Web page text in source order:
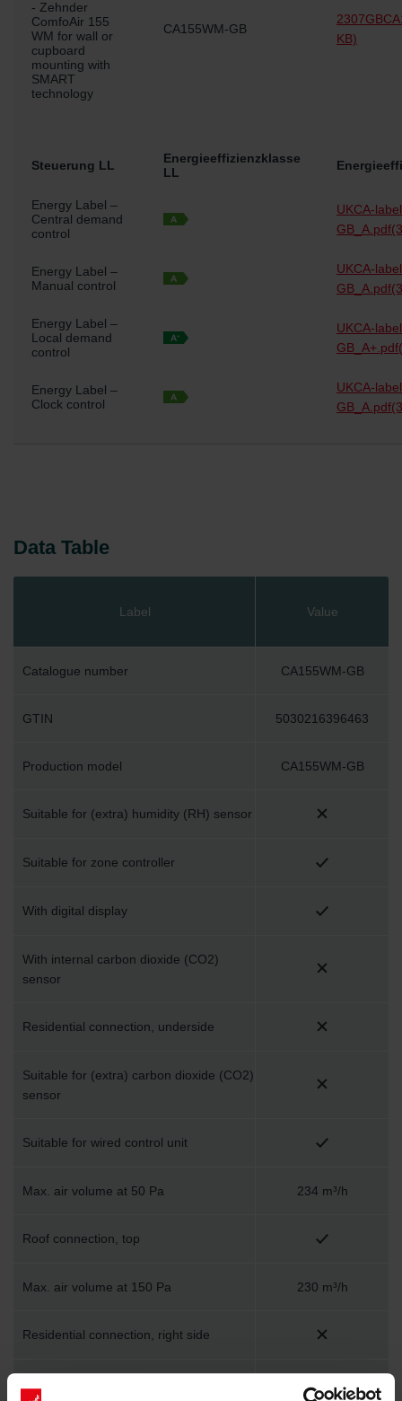
- Zehnder
ComfoAir 155
WM for wall or
cupboard
mounting with
SMART
technology
CA155WM-GB
KB)
Steuerung LL
Energieeffizienzklasse
LL
Energy Label –
Central demand
control
UKCA-
GB_A.pdf
Energy Label –
Manual control
UKCA-
GB_A.pdf
Energy Label –
Local demand
control
UKCA-
GB_A+.pdf
Energy Label –
Clock control
UKCA-
GB_A.pdf
Data Table
Label Value
Catalogue number CA155WM-GB
GTIN 5030216396463
Production model CA155WM-GB
Suitable for (extra) humidity (RH) sensor
Suitable for zone controller
With digital display
With internal carbon dioxide (CO2)
sensor
Residential connection, underside
Suitable for (extra) carbon dioxide (CO2)
sensor
Suitable for wired control unit
Max. air volume at 50 Pa 234 m³/h
Roof connection, top
Max. air volume at 150 Pa 230 m³/h
Residential connection, right side